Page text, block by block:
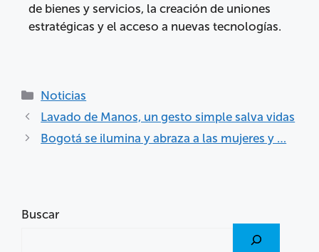
de bienes y servicios, la creación de uniones
estratégicas y el acceso a nuevas tecnologías.
Noticias
Lavado de Manos, un gesto simple salva vidas
Bogotá se ilumina y abraza a las mujeres y …
Buscar